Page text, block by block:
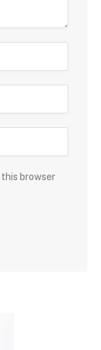
this browser